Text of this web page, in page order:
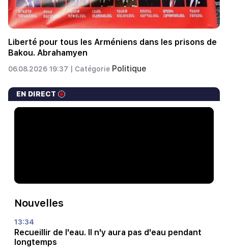
Liberté pour tous les Arméniens dans les prisons de
Bakou. Abrahamyen
06.08.2026 19:37 | Catégorie Politique
EN DIRECT
Nouvelles
13:34
Recueillir de l'eau. Il n'y aura pas d'eau pendant
longtemps